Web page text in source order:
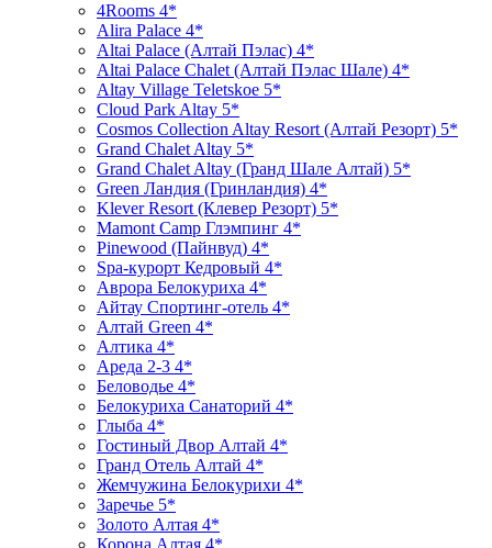
4Rooms 4*
Alira Palace 4*
Altai Palace (Алтай Пэлас) 4*
Altai Palace Chalet (Алтай Пэлас Шале) 4*
Altay Village Teletskoe 5*
Cloud Park Altay 5*
Cosmos Collection Altay Resort (Алтай Резорт) 5*
Grand Chalet Altay 5*
Grand Chalet Altay (Гранд Шале Алтай) 5*
Green Ландия (Гринландия) 4*
Klever Resort (Клевер Резорт) 5*
Mamont Camp Глэмпинг 4*
Pinewood (Пайнвуд) 4*
Spa-курорт Кедровый 4*
Аврора Белокуриха 4*
Айтау Спортинг-отель 4*
Алтай Green 4*
Алтика 4*
Ареда 2-3 4*
Беловодье 4*
Белокуриха Санаторий 4*
Глыба 4*
Гостиный Двор Алтай 4*
Гранд Отель Алтай 4*
Жемчужина Белокурихи 4*
Заречье 5*
Золото Алтая 4*